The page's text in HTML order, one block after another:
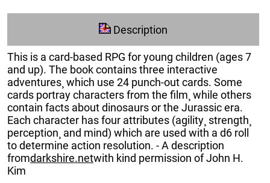
Description
This is a card-based RPG for young children (ages 7
and up). The book contains three interactive
adventures¸ which use 24 punch-out cards. Some
cards portray characters from the film¸ while others
contain facts about dinosaurs or the Jurassic era.
Each character has four attributes (agility¸ strength¸
perception¸ and mind) which are used with a d6 roll
to determine action resolution. - A description
fromdarkshire.netwith kind permission of John H.
Kim